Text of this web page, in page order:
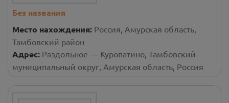
Без названия
Место нахождения: Россия, Амурская область,
Тамбовский район
Адрес: Раздольное — Куропатино, Тамбовский
муниципальный округ, Амурская область, Россия